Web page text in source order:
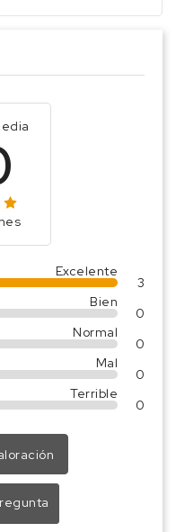
Excelente
3
Bien
0
Normal
0
Mal
0
Terrible
0